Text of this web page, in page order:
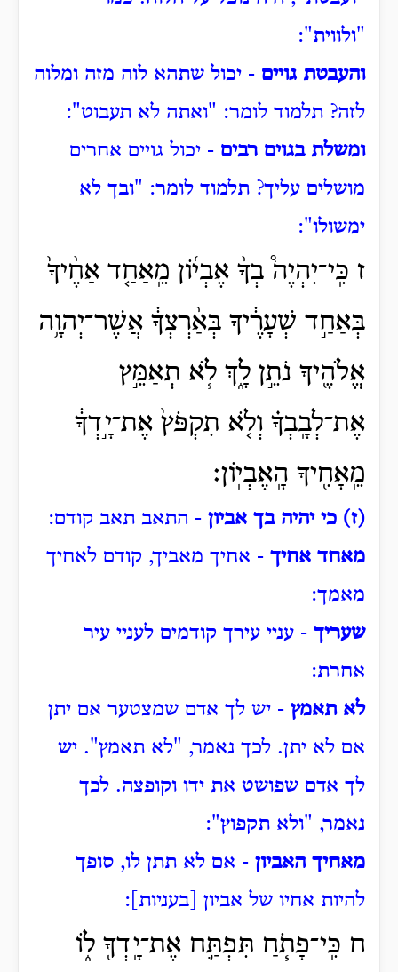
"ולווית":
והעבטת גויים - יכול שתהא לוה מזה ומלוה
לזה? תלמוד לומר: "ואתה לא תעבוט":
ומשלת בגוים רבים - יכול גויים אחרים
מושלים עליך? תלמוד לומר: "ובך לא
ימשולו":
ז כִּֽי־יִהְיֶה֩ בְךָ֨ אֶבְי֜וֹן מֵֽאַחַ֤ד אַחֶ֨יךָ֙
בְּאַחַ֣ד שְׁעָרֶ֔יךָ בְּאַ֨רְצְךָ֔ אֲשֶׁר־יְהוָ֥ה
אֱלֹהֶ֖יךָ נֹתֵ֣ן לָ֑ךְ לֹ֧א תְאַמֵּ֣ץ
אֶת־לְבָֽבְךָ֗ וְלֹ֤א תִקְפֹּץ֙ אֶת־יָ֣דְךָ֔
מֵֽאָחִ֖יךָ הָֽאֶבְיֽוֹן׃
(ז) כי יהיה בך אביון - התאב תאב קודם:
מאחד אחיך - אחיך מאביך, קודם לאחיך
מאמך:
שעריך - עניי עירך קודמים לעניי עיר
אחרת:
לא תאמץ - יש לך אדם שמצטער אם יתן
אם לא יתן. לכך נאמר, "לא תאמץ". יש
לך אדם שפושט את ידו וקופצה. לכך
נאמר, "ולא תקפוץ":
מאחיך האביון - אם לא תתן לו, סופך
להיות אחיו של אביון [בעניות]:
ח כִּֽי־פָתֹ֧חַ תִּפְתַּ֛ח אֶת־יָֽדְךָ֖ ל֑וֹ